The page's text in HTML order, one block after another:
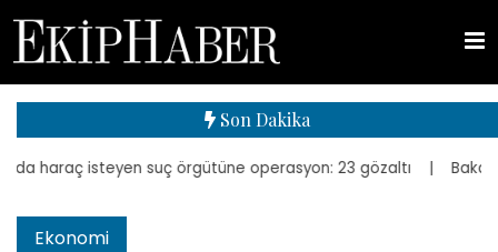
Son Dakika
isteyen suç örgütüne operasyon: 23 gözaltı | Bakan
Ekonomi